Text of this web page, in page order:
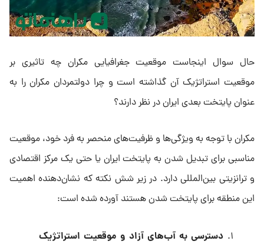
حال سوال اینجاست موقعیت جغرافیایی مکران چه تاثیری بر
موقعیت استراتژیک آن گذاشته است و چرا دولتمردان مکران را به
عنوان پایتخت بعدی ایران در نظر دارند؟
مکران با توجه به ویژگی‌ها و ظرفیت‌های منحصر به فرد خود، موقعیت
مناسبی برای تبدیل شدن به پایتخت ایران یا حتی یک مرکز اقتصادی
و ترانزیتی بین‌المللی دارد. در زیر شش نکته که نشان‌دهنده اهمیت
این منطقه برای پایتخت شدن هستند آورده شده است:
دسترسی به آب‌های آزاد و موقعیت استراتژیک